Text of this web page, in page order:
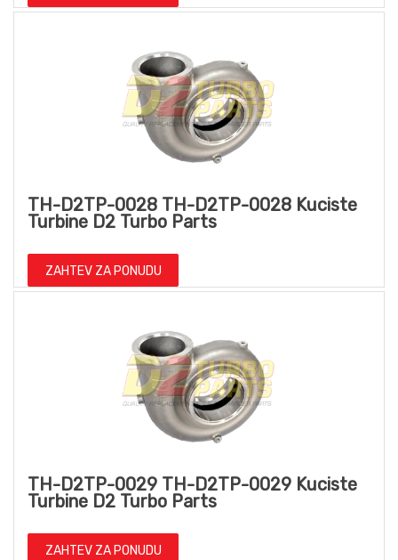
TH-D2TP-0028 TH-D2TP-0028 Kuciste
Turbine D2 Turbo Parts
ZAHTEV ZA PONUDU
TH-D2TP-0029 TH-D2TP-0029 Kuciste
Turbine D2 Turbo Parts
ZAHTEV ZA PONUDU